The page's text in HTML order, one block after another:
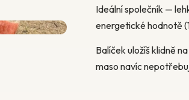
Ideální společník —
energetické hodnotě
Balíček uložíš klidně
maso navíc